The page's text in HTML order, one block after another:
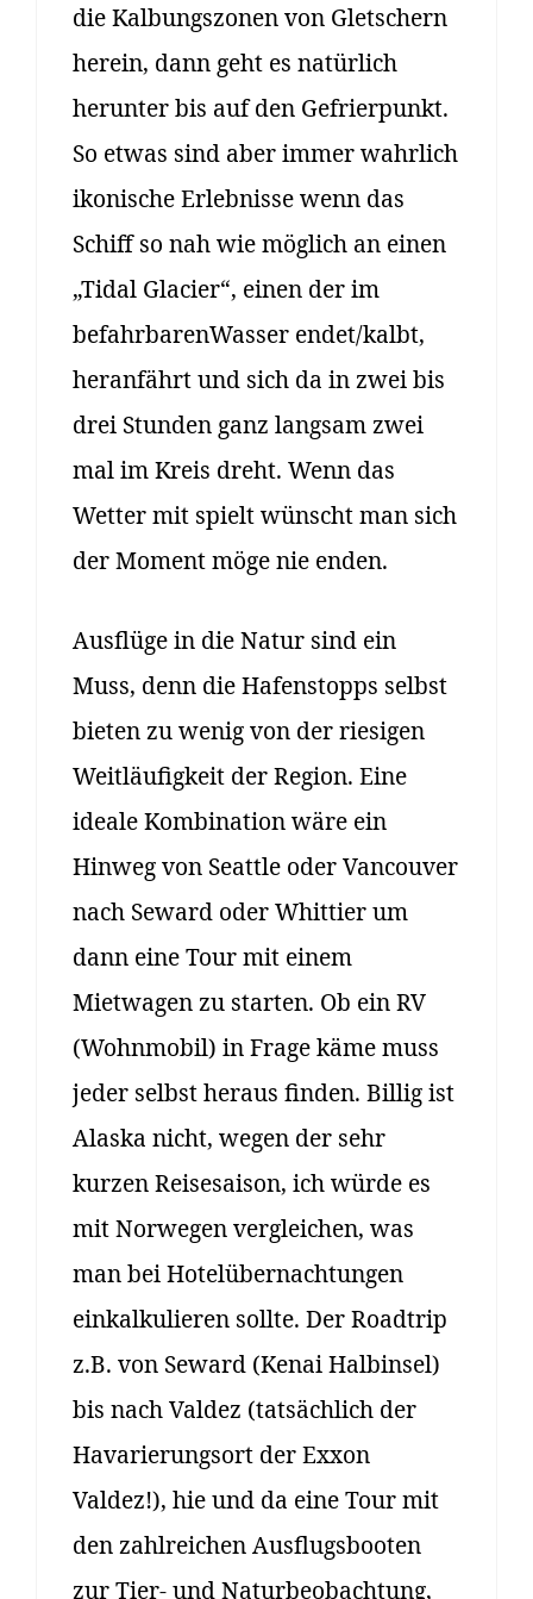
die Kalbungszonen von Gletschern
herein, dann geht es natürlich
herunter bis auf den Gefrierpunkt.
So etwas sind aber immer wahrlich
ikonische Erlebnisse wenn das
Schiff so nah wie möglich an einen
„Tidal Glacier“, einen der im
befahrbarenWasser endet/kalbt,
heranfährt und sich da in zwei bis
drei Stunden ganz langsam zwei
mal im Kreis dreht. Wenn das
Wetter mit spielt wünscht man sich
der Moment möge nie enden.
Ausflüge in die Natur sind ein
Muss, denn die Hafenstopps selbst
bieten zu wenig von der riesigen
Weitläufigkeit der Region. Eine
ideale Kombination wäre ein
Hinweg von Seattle oder Vancouver
nach Seward oder Whittier um
dann eine Tour mit einem
Mietwagen zu starten. Ob ein RV
(Wohnmobil) in Frage käme muss
jeder selbst heraus finden. Billig ist
Alaska nicht, wegen der sehr
kurzen Reisesaison, ich würde es
mit Norwegen vergleichen, was
man bei Hotelübernachtungen
einkalkulieren sollte. Der Roadtrip
z.B. von Seward (Kenai Halbinsel)
bis nach Valdez (tatsächlich der
Havarierungsort der Exxon
Valdez!), hie und da eine Tour mit
den zahlreichen Ausflugsbooten
zur Tier- und Naturbeobachtung,